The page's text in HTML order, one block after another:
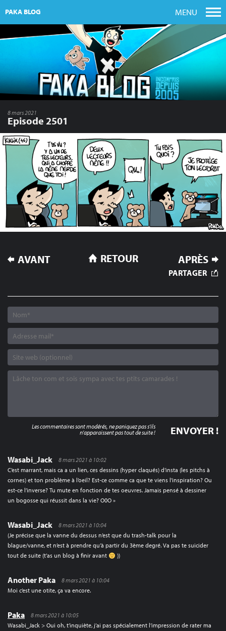
PAKA BLOG MENU
8 mars 2021
Episode 2501
NAVIGATION
DE
AVANT APRÈS
RETOUR
PARTAGER
Wasabi_Jack
8 mars 2021 à 10:02
C’est marrant, mais ca a un lien, ces dessins (hyper claqués) d’insta (les pitchs à
cornes) et ton problème à l’oeil? Est-ce comme ca que te viens l’inspiration? Ou
est-ce l’inverse? Tu mute en fonction de tes oeuvres. Jamais pensé à dessiner
un bogosse qui réussit dans la vie? O0O »
Wasabi_Jack
8 mars 2021 à 10:04
(Je précise que la vanne du dessus n’est que du trash-talk pour la
blague/vanne, et n’est à prendre qu’à partir du 3ème degré. Va pas te suicider
tout de suite (t’as un blog à finir avant
))
Another Paka
8 mars 2021 à 10:04
Moi c’est une otite, ça va encore.
Paka
8 mars 2021 à 10:05
Wasabi_Jack > Oui oh, t’inquiète, j’ai pas spécialement l’impression de rater ma
Les commentaires sont modérés, ne paniquez pas s'ils
n'apparaissent pas tout de suite !